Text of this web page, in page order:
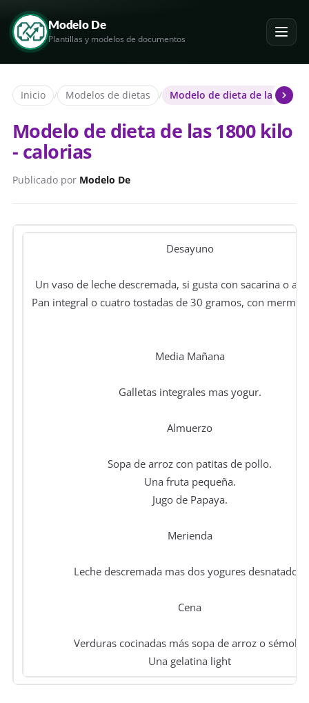
Modelo De
Plantillas y modelos de documentos
Inicio / Modelos de dietas / Modelo de dieta de las 1800
Modelo de dieta de las 1800 kilo
- calorias
Publicado por Modelo De
Desayuno
Un vaso de leche descremada, si gusta con sacarina o
Pan integral o cuatro tostadas de 30 gramos, con
Media Mañana
Galletas integrales mas yogur.
Almuerzo
Sopa de arroz con patitas de pollo.
Una fruta pequeña.
Jugo de Papaya.
Merienda
Leche descremada mas dos yogures desnatados.
Cena
Verduras cocinadas más sopa de arroz o sémola.
Una gelatina light